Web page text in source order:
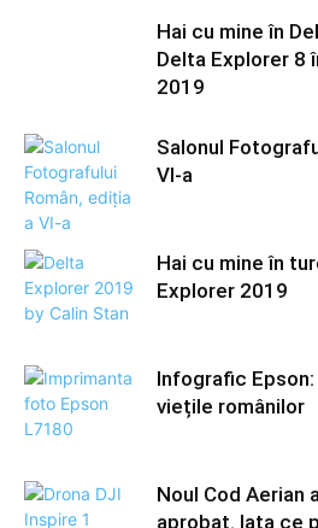
Hai cu mine în
Delta Explorer 8
2019
Salonul
VI-a
Hai cu mine în
Explorer 2019
Infografic
viețile românilor
Noul Cod Aerian
aprobat. Iata ce